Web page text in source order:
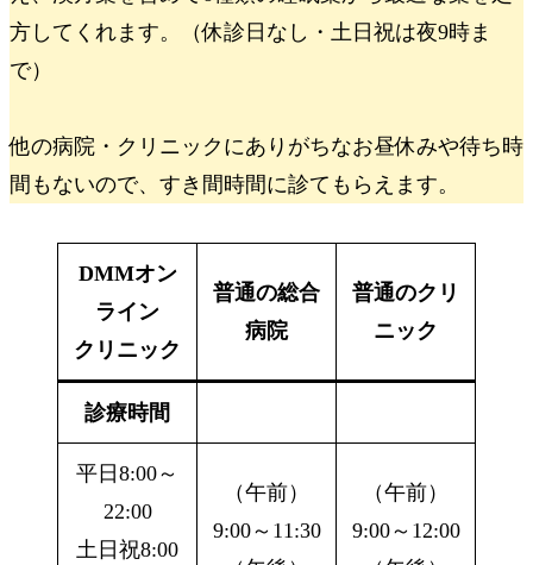
方 してくれます。（休診日なし・土日祝は夜9時ま
で）
他の病院・クリニックにありがちなお昼休みや待ち時
間もないので、すき間時間に診てもらえます。
DMMオン
ライン
クリニック
普通の総合
病院
普通のクリ
ニック
診療時間
平日8:00～
22:00
土日祝8:00
（午前）
9:00～11:30
（午前）
9:00～12:00